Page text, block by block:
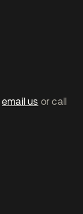
email us or call